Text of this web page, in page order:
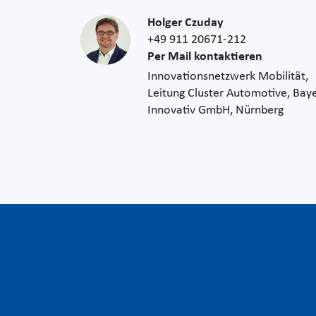
Holger Czuday
+49 911 20671-212
Per Mail kontaktieren
Innovationsnetzwerk Mobilität,
Leitung Cluster Automotive,
Innovativ GmbH, Nürnberg